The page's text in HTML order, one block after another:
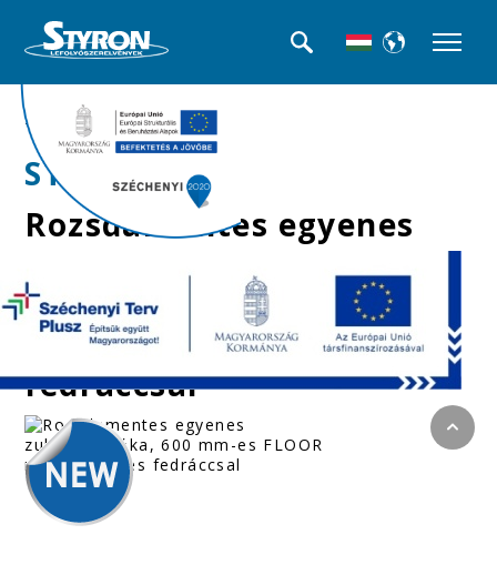
>>Beltéri folyókák
STY-RM-60-F
Rozsdamentes egyenes
zuhanyfolyóka, 600
mm-es FLOOR
rozsdmanetes
fedráccsal